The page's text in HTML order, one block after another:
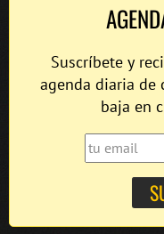
Suscríbete y
agenda diaria de
baja en